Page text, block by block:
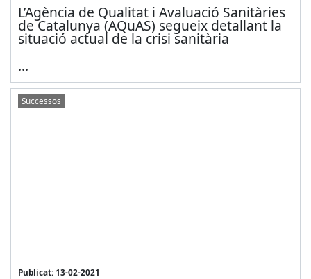
L’Agència de Qualitat i Avaluació Sanitàries
de Catalunya (AQuAS) segueix detallant la
situació actual de la crisi sanitària
...
Successos
Publicat: 13-02-2021